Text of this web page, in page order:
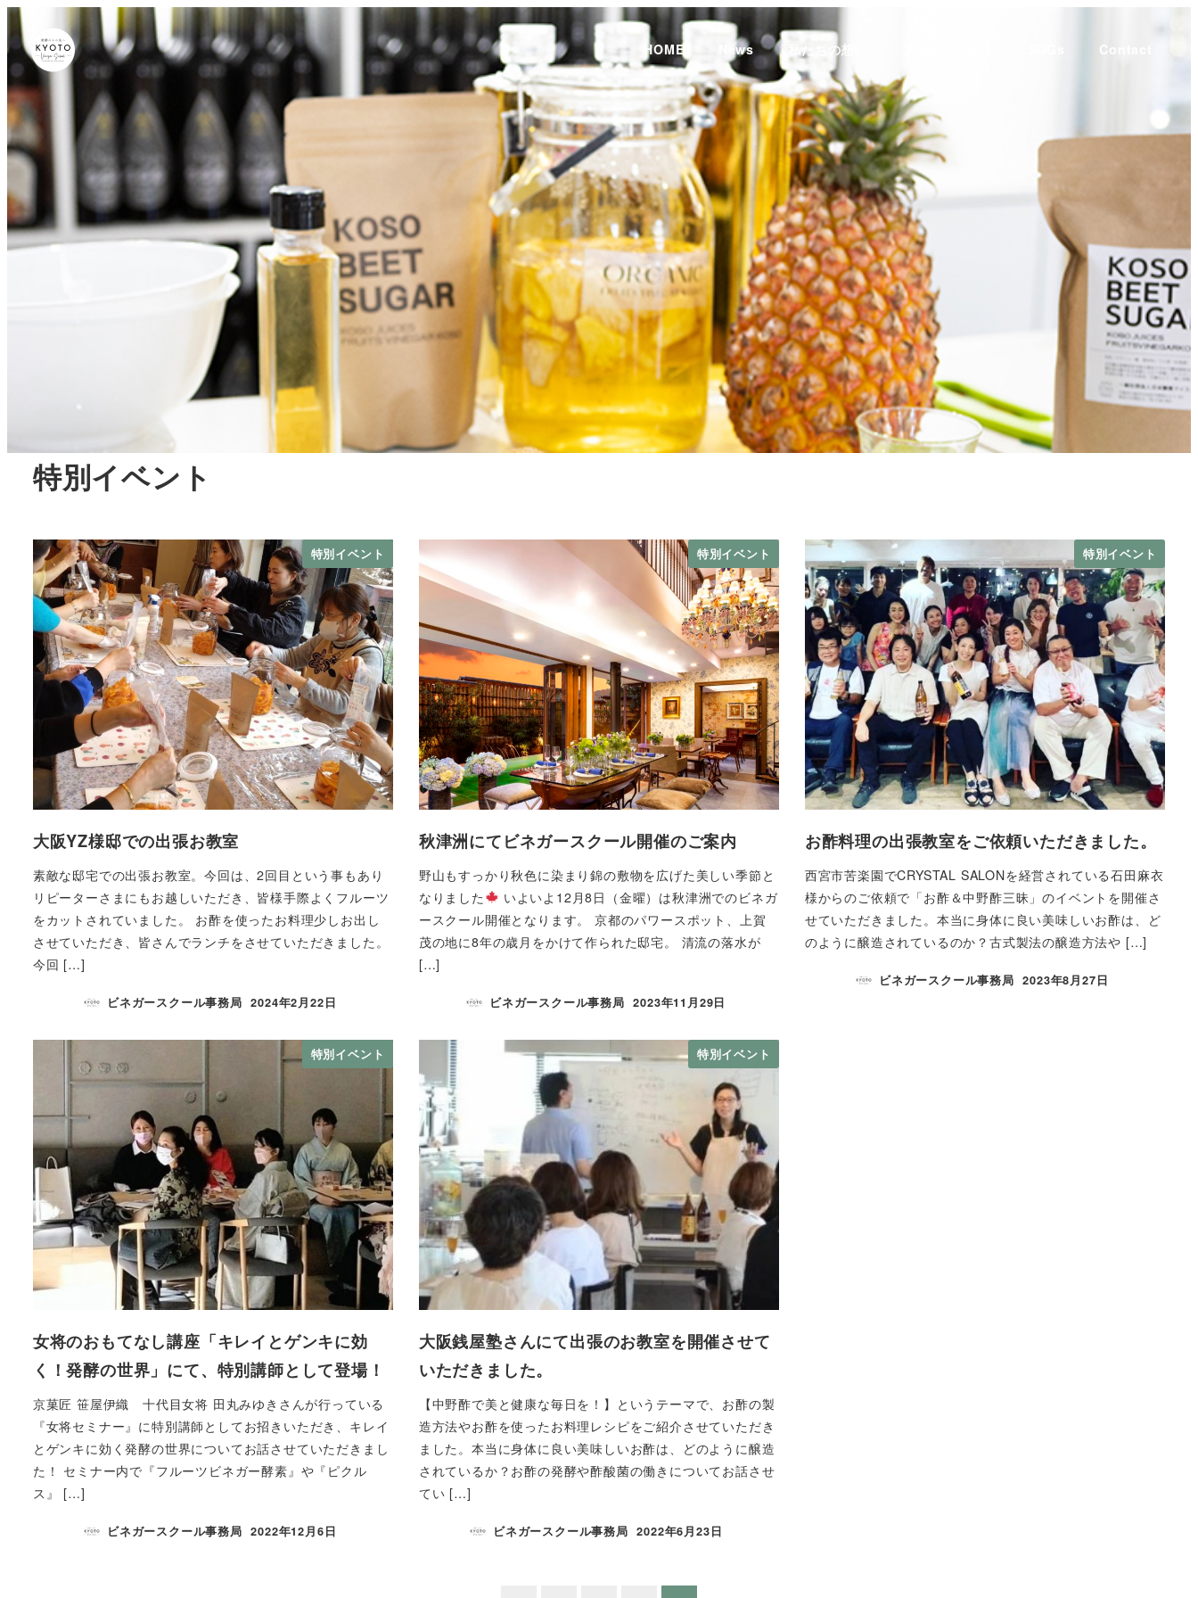
HOME News 私たちの想い Contact
特別イベント
特別イベント
大阪YZ様邸での出張お教室
素敵な邸宅での出張お教室。今回は、2回目という事もあり
リピーターさまにもお越しいただき、皆様手際よくフルーツ
をカットされていました。 お酢を使ったお料理少しお出し
させていただき、皆さんでランチをさせていただきました。
今回 […]
ビネガースクール事務局 2024年2月22日
特別イベント
秋津洲にてビネガースクール開催のご案内
野山もすっかり秋色に染まり錦の敷物を広げた美しい季節と
なりました
いよいよ12月8日（金曜）は秋津洲でのビネガ
ースクール開催となります。 京都のパワースポット、上賀
茂の地に8年の歳月をかけて作られた邸宅。 清流の落水が
[…]
ビネガースクール事務局 2023年11月29日
特別イベント
お酢料理の出張教室をご依頼いただきました。
西宮市苦楽園でCRYSTAL SALONを経営されている石田麻衣
様からのご依頼で「お酢＆中野酢三昧」のイベントを開催さ
せていただきました。本当に身体に良い美味しいお酢は、ど
のように醸造されているのか？古式製法の醸造方法や […]
ビネガースクール事務局 2023年8月27日
特別イベント
女将のおもてなし講座「キレイとゲンキに効
く！発酵の世界」にて、特別講師として登場！
京菓匠 笹屋伊織 十代目女将 田丸みゆきさんが行っている
『女将セミナー』に特別講師としてお招きいただき、キレイ
とゲンキに効く発酵の世界についてお話させていただきまし
た！ セミナー内で『フルーツビネガー酵素』や『ピクル
ス』 […]
ビネガースクール事務局 2022年12月6日
特別イベント
大阪銭屋塾さんにて出張のお教室を開催させて
いただきました。
【中野酢で美と健康な毎日を！】というテーマで、お酢の製
造方法やお酢を使ったお料理レシピをご紹介させていただき
ました。本当に身体に良い美味しいお酢は、どのように醸造
されているか？お酢の発酵や酢酸菌の働きについてお話させ
てい […]
ビネガースクール事務局 2022年6月23日